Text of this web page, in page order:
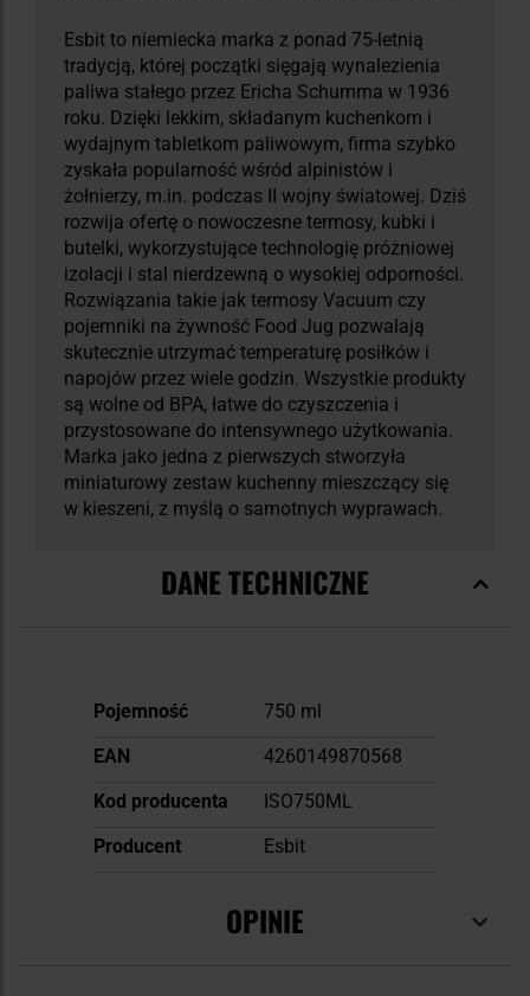
Esbit to niemiecka marka z ponad 75-letnią
tradycją, której początki sięgają wynalezienia
paliwa stałego przez Ericha Schumma w 1936
roku. Dzięki lekkim, składanym kuchenkom i
wydajnym tabletkom paliwowym, firma szybko
zyskała popularność wśród alpinistów i
żołnierzy, m.in. podczas II wojny światowej. Dziś
rozwija ofertę o nowoczesne termosy, kubki i
butelki, wykorzystujące technologię próżniowej
izolacji i stal nierdzewną o wysokiej odporności.
Rozwiązania takie jak termosy Vacuum czy
pojemniki na żywność Food Jug pozwalają
skutecznie utrzymać temperaturę posiłków i
napojów przez wiele godzin. Wszystkie produkty
są wolne od BPA, łatwe do czyszczenia i
przystosowane do intensywnego użytkowania.
Marka jako jedna z pierwszych stworzyła
miniaturowy zestaw kuchenny mieszczący się
w kieszeni, z myślą o samotnych wyprawach.
DANE TECHNICZNE
Więcej
Pojemność
750 ml
EAN
4260149870568
Kod producenta
ISO750ML
Producent
Esbit
OPINIE